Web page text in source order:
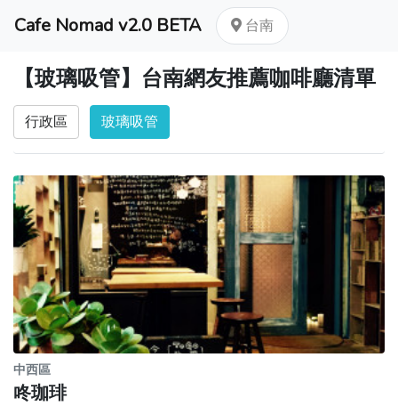
Cafe Nomad v2.0 BETA 台南
【玻璃吸管】台南網友推薦咖啡廳清單
行政區 玻璃吸管
中西區
咚珈琲